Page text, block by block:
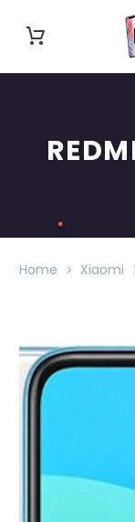
Home Xiaomi